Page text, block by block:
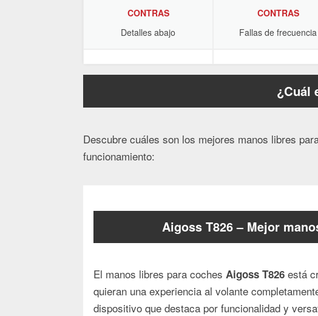
CONTRAS
Detalles abajo
CONTRAS
Fallas de frecuencia
¿Cuál
Descubre cuáles son los mejores manos libres
funcionamiento:
Aigoss T826 – Mejor
El manos libres para coches Aigoss T826 está
quieran una experiencia al volante
dispositivo que destaca por funcionalidad y